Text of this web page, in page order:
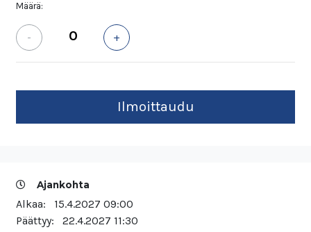
Määrä:
- +
Ajankohta
Alkaa: 15.4.2027 09:00
Päättyy: 22.4.2027 11:30